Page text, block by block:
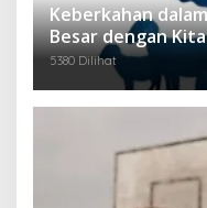
Keberkahan
Besar dengan
5380 Dilihat